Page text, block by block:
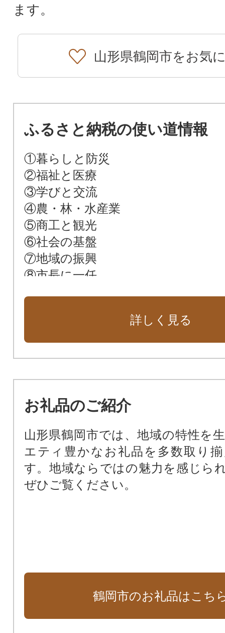
ます。
山形県鶴岡市をお気
ふるさと納税の使い道情報
①暮らしと防災
②福祉と医療
③学びと交流
④農・林・水産業
⑤商工と観光
⑥社会の基盤
⑦地域の振興
⑧市長に一任
詳しく見る
お礼品のご紹介
山形県鶴岡市では、地域の特性を
エティ豊かなお礼品を多数取り
す。地域ならではの魅力を感じら
ぜひご覧ください。
鶴岡市のお礼品はこち